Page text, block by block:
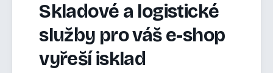
Skladové a logistické
služby pro váš e-shop
vyřeší isklad